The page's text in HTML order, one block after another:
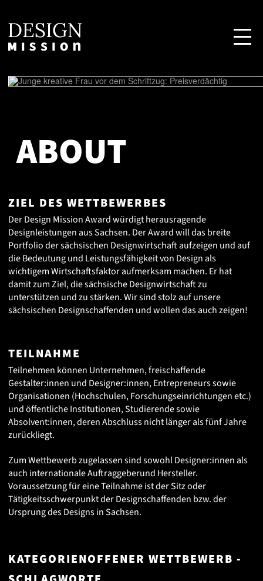
ABOUT
ZIEL DES WETTBEWERBES
Der Design Mission Award würdigt herausragende
Designleistungen aus Sachsen. Der Award will das breite
Portfolio der sächsischen Designwirtschaft aufzeigen und auf
die Bedeutung und Leistungsfähigkeit von Design als
wichtigem Wirtschaftsfaktor aufmerksam machen. Er hat
damit zum Ziel, die sächsische Designwirtschaft zu
unterstützen und zu stärken. Wir sind stolz auf unsere
sächsischen Designschaffenden und wollen das auch zeigen!
TEILNAHME
Teilnehmen können Unternehmen, freischaffende
Gestalter:innen und Designer:innen, Entrepreneurs sowie
Organisationen (Hochschulen, Forschungseinrichtungen etc.)
und öffentliche Institutionen, Studierende sowie
Absolvent:innen, deren Abschluss nicht länger als fünf Jahre
zurückliegt.
Zum Wettbewerb zugelassen sind sowohl Designer:innen als
auch internationale Auftraggeberund Hersteller.
Voraussetzung für eine Teilnahme ist der Sitz oder
Tätigkeitsschwerpunkt der Designschaffenden bzw. der
Ursprung des Designs in Sachsen.
KATEGORIENOFFENER WETTBEWERB -